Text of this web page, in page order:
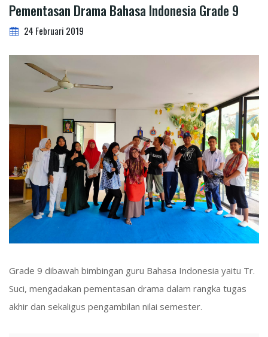
Pementasan Drama Bahasa Indonesia Grade 9
24 Februari 2019
Grade 9 dibawah bimbingan guru Bahasa Indonesia yaitu Tr.
Suci, mengadakan pementasan drama dalam rangka tugas
akhir dan sekaligus pengambilan nilai semester.